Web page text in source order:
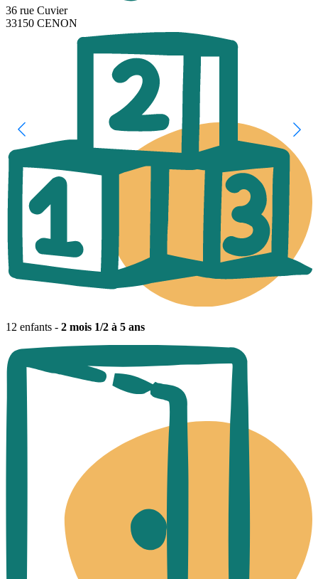
36 rue Cuvier
33150 CENON
12 enfants - 2 mois 1/2 à 5 ans